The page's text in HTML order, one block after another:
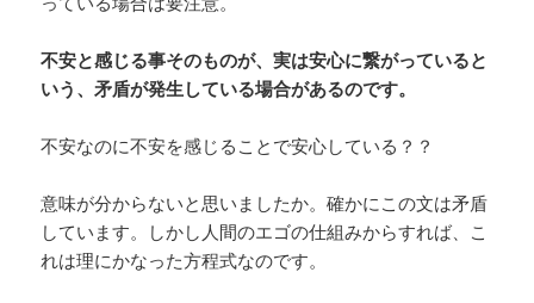
不安と感じる事そのものが、実は安心に繋がっていると
いう、矛盾が発生している場合があるのです。
不安なのに不安を感じることで安心している？？
意味が分からないと思いましたか。確かにこの文は矛盾
しています。しかし人間のエゴの仕組みからすれば、こ
れは理にかなった方程式なのです。